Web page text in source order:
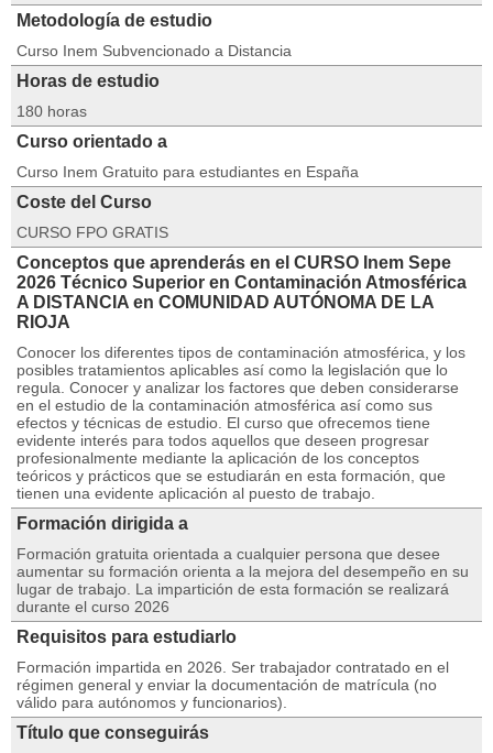
Metodología de estudio
Curso Inem Subvencionado a Distancia
Horas de estudio
180 horas
Curso orientado a
Curso Inem Gratuito para estudiantes en España
Coste del Curso
CURSO FPO GRATIS
Conceptos que aprenderás en el CURSO Inem Sepe
2026 Técnico Superior en Contaminación Atmosférica
A DISTANCIA en COMUNIDAD AUTÓNOMA DE LA
RIOJA
Conocer los diferentes tipos de contaminación atmosférica, y los
posibles tratamientos aplicables así como la legislación que lo
regula. Conocer y analizar los factores que deben considerarse
en el estudio de la contaminación atmosférica así como sus
efectos y técnicas de estudio. El curso que ofrecemos tiene
evidente interés para todos aquellos que deseen progresar
profesionalmente mediante la aplicación de los conceptos
teóricos y prácticos que se estudiarán en esta formación, que
tienen una evidente aplicación al puesto de trabajo.
Formación dirigida a
Formación gratuita orientada a cualquier persona que desee
aumentar su formación orienta a la mejora del desempeño en su
lugar de trabajo. La impartición de esta formación se realizará
durante el curso 2026
Requisitos para estudiarlo
Formación impartida en 2026. Ser trabajador contratado en el
régimen general y enviar la documentación de matrícula (no
válido para autónomos y funcionarios).
Título que conseguirás